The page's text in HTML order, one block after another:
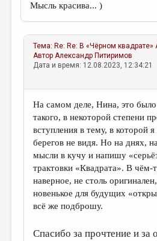
Мысль красива... )
Тема: Re: Re: В «Чёрном квадрате»
АвторАлександр Питиримов
Дата и время: 12.08.2023, 12:34:21
На самом деле, Нина, это
такого, в некоторой степени
вступления в тему, в которой
берегов не видя. Но на днях,
мысли в кучу и напишу
трактовки «Квадрата». В чём-
наверное, не столь
новенькое для будущих
всё же подброшу.
Спасибо за прочтение и за